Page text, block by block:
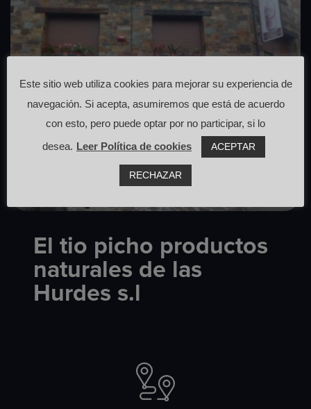
El tio picho productos
naturales de las
Hurdes s.l
Este sitio web utiliza cookies para mejorar su experiencia de
navegación. Si acepta, asumiremos que está de acuerdo
con esto, pero puede optar por no participar, si lo
desea. Leer Política de cookies ACEPTAR
RECHAZAR